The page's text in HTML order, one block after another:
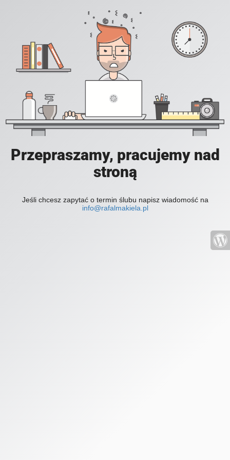
Przepraszamy, pracujemy nad
stroną
Jeśli chcesz zapytać o termin ślubu napisz wiadomość na
info@rafalmakiela.pl